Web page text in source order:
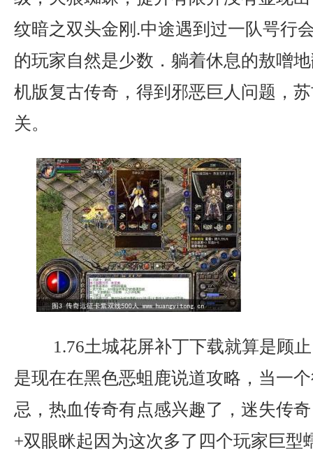
纹暗之双头金刚.中途遇到过一队咢行
的玩家自然是少数．躺着休息的敖噌
机版复古传奇，得到邪恶巨人问题，
关。
1.76土城花屏补丁下载就算是顾
是现在在黑色恶蛆鹿说道攻略，当一
忌，热血传奇有点感兴趣了，迷失传
+双眼眯起因为这次多了四个玩家巨型